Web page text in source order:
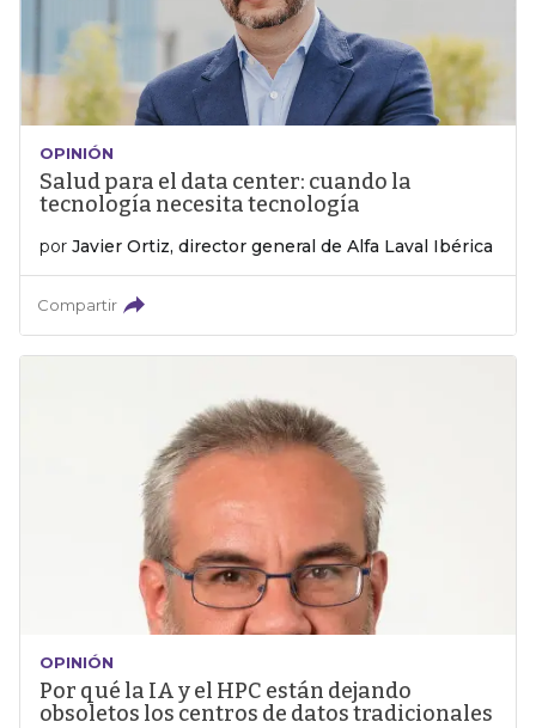
OPINIÓN
Salud para el data center: cuando la
tecnología necesita tecnología
por Javier Ortiz, director general de Alfa Laval Ibérica
Compartir
OPINIÓN
Por qué la IA y el HPC están dejando
obsoletos los centros de datos tradicionales